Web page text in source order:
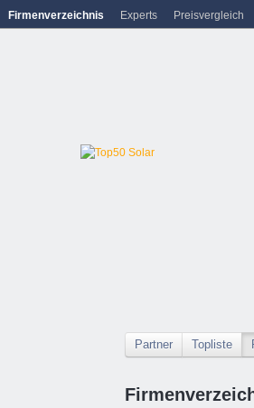
Partner Topliste
Firmenverzeichnis Experts Preisvergleich